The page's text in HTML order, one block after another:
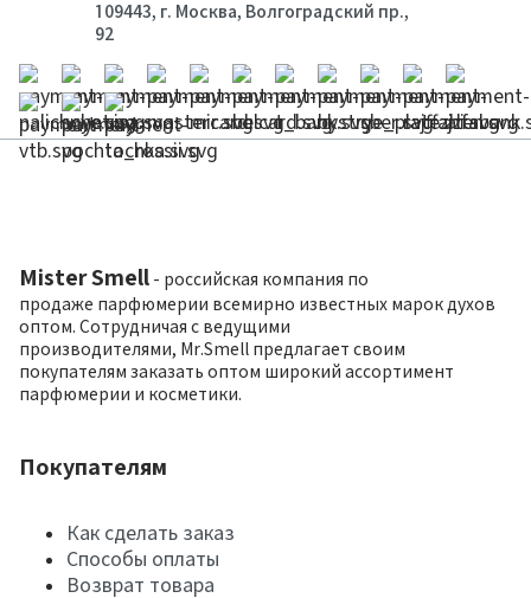
109443, г. Москва, Волгоградский пр.,
92
Mister Smell - российская компания по
продаже парфюмерии всемирно известных марок духов
оптом. Сотрудничая с ведущими
производителями, Mr.Smell предлагает своим
покупателям заказать оптом широкий ассортимент
парфюмерии и косметики.
Покупателям
Как сделать заказ
Способы оплаты
Возврат товара